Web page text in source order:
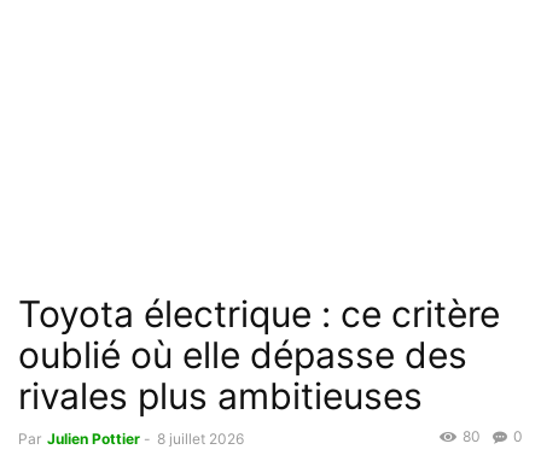
Toyota électrique : ce critère
oublié où elle dépasse des
rivales plus ambitieuses
Par Julien Pottier - 8 juillet 2026 0
80